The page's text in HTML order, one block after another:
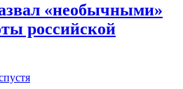
«необычными»
российской